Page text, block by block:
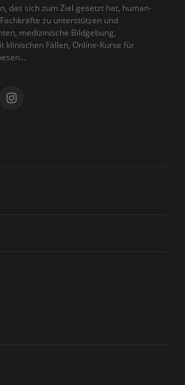
das sich zum Ziel gesetzt hat, human-
zu unterstützen und
medizinische Bildgebung,
klinischen Fällen, Online-Kurse für